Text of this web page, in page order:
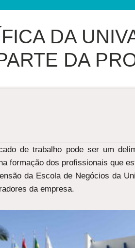
DA
DA
de trabalho pode ser um
formação dos profissionais que
da Escola de Negócios da
da empresa.